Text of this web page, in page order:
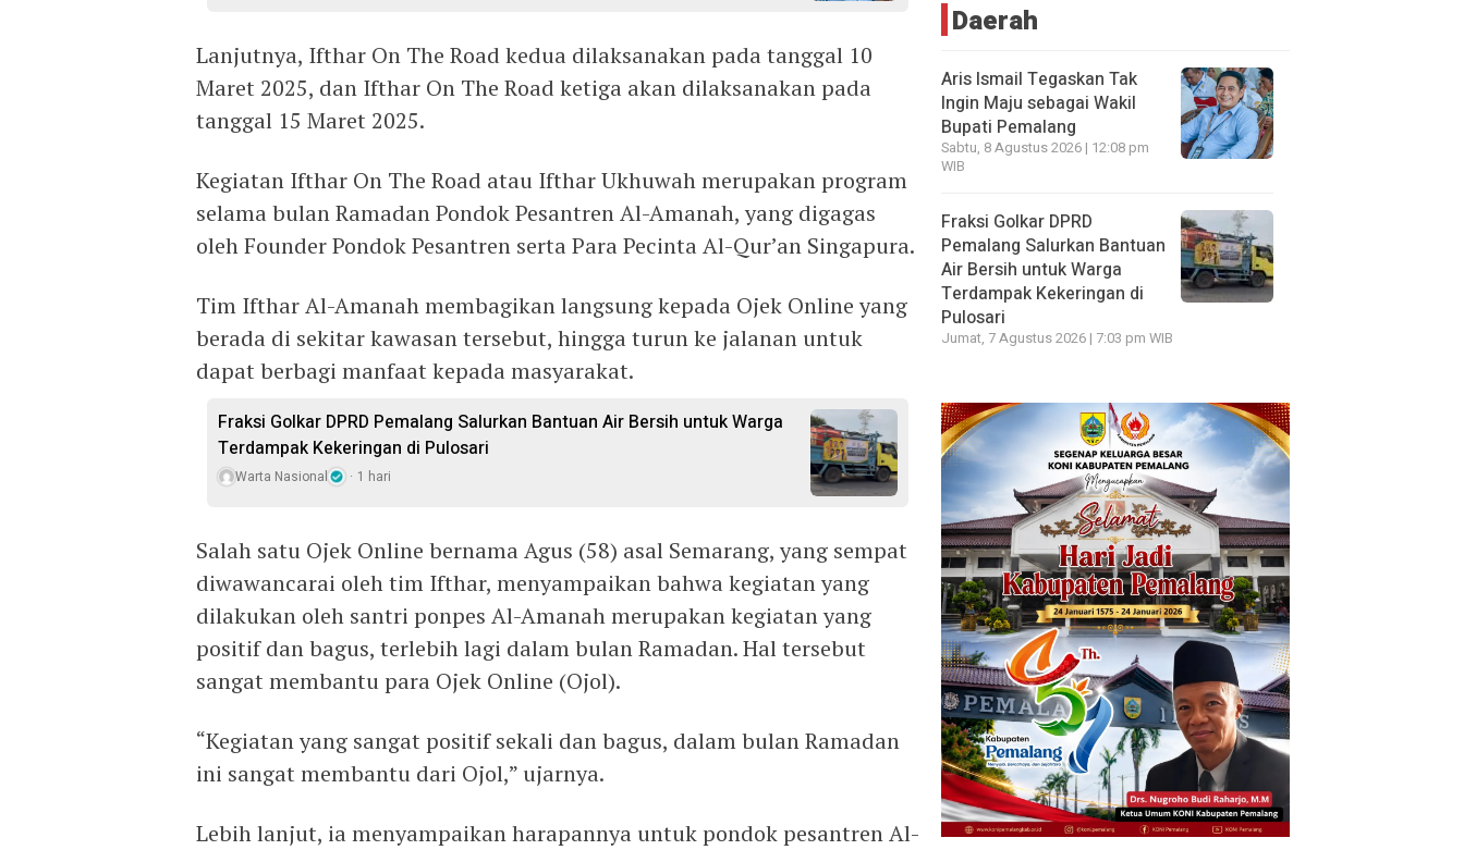
Lanjutnya, Ifthar On The Road kedua dilaksanakan pada tanggal 10
Maret 2025, dan Ifthar On The Road ketiga akan dilaksanakan pada
tanggal 15 Maret 2025.
Kegiatan Ifthar On The Road atau Ifthar Ukhuwah merupakan program
selama bulan Ramadan Pondok Pesantren Al-Amanah, yang digagas
oleh Founder Pondok Pesantren serta Para Pecinta Al-Qur’an Singapura.
Tim Ifthar Al-Amanah membagikan langsung kepada Ojek Online yang
berada di sekitar kawasan tersebut, hingga turun ke jalanan untuk
dapat berbagi manfaat kepada masyarakat.
Fraksi Golkar DPRD Pemalang Salurkan Bantuan Air Bersih untuk Warga
Terdampak Kekeringan di Pulosari
Warta Nasional 1 hari
Salah satu Ojek Online bernama Agus (58) asal Semarang, yang sempat
diwawancarai oleh tim Ifthar, menyampaikan bahwa kegiatan yang
dilakukan oleh santri ponpes Al-Amanah merupakan kegiatan yang
positif dan bagus, terlebih lagi dalam bulan Ramadan. Hal tersebut
sangat membantu para Ojek Online (Ojol).
“Kegiatan yang sangat positif sekali dan bagus, dalam bulan Ramadan
ini sangat membantu dari Ojol,” ujarnya.
Lebih lanjut, ia menyampaikan harapannya untuk pondok pesantren Al-
Daerah
Aris Ismail Tegaskan Tak
Ingin Maju sebagai Wakil
Bupati Pemalang
Sabtu, 8 Agustus 2026 | 12:08 pm
WIB
Fraksi Golkar DPRD
Pemalang Salurkan Bantuan
Air Bersih untuk Warga
Terdampak Kekeringan di
Pulosari
Jumat, 7 Agustus 2026 | 7:03 pm WIB